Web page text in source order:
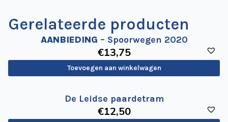
Gerelateerde producten
AANBIEDING – Spoorwegen 2020
€13,75
Toevoegen aan winkelwagen
De Leidse paardetram
€12,50